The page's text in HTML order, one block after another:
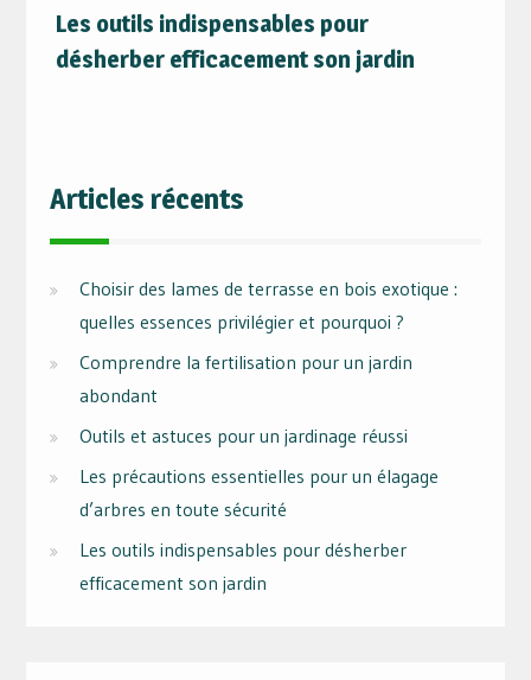
Les outils indispensables pour
désherber efficacement son jardin
Articles récents
Choisir des lames de terrasse en bois exotique :
quelles essences privilégier et pourquoi ?
Comprendre la fertilisation pour un jardin
abondant
Outils et astuces pour un jardinage réussi
Les précautions essentielles pour un élagage
d’arbres en toute sécurité
Les outils indispensables pour désherber
efficacement son jardin